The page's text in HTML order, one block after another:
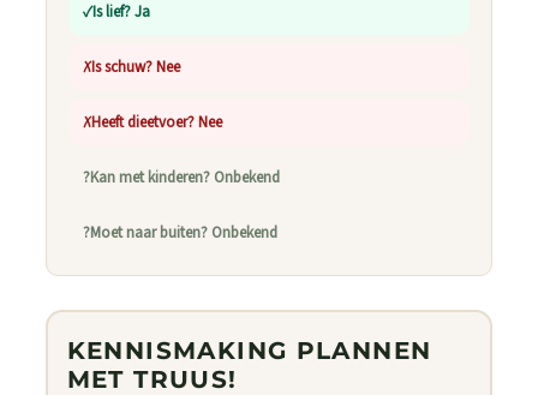
✓Is lief?Ja
✗Is schuw?Nee
✗Heeft dieetvoer?Nee
?Kan met kinderen? Onbekend
?Moet naar buiten? Onbekend
KENNISMAKING PLANNEN
MET TRUUS!